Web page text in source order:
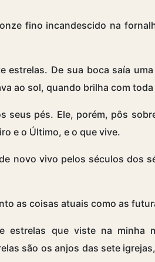
fino incandescido na
estrelas. De sua boca saía
ao sol, quando brilha com
seus pés. Ele, porém, pôs
e o Último, e o que vive.
novo vivo pelos séculos dos
as coisas atuais como as
estrelas que viste na minha
são os anjos das sete